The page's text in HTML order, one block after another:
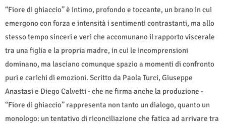
“Fiore di ghiaccio” è intimo, profondo e toccante, un brano in cui
emergono con forza e intensità i sentimenti contrastanti, ma allo
stesso tempo sinceri e veri che accomunano il rapporto viscerale
tra una figlia e la propria madre, in cui le incomprensioni
dominano, ma lasciano comunque spazio a momenti di confronto
puri e carichi di emozioni. Scritto da Paola Turci, Giuseppe
Anastasi e Diego Calvetti - che ne firma anche la produzione -
“Fiore di ghiaccio” rappresenta non tanto un dialogo, quanto un
monologo: un tentativo di riconciliazione che fatica ad arrivare tra